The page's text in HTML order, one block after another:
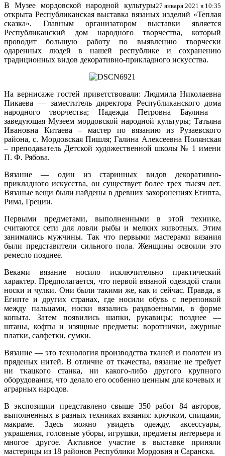
27 января 2021 в 10:35
В Музее мордовской народной культуры
открыта Республиканская выставка вязаных изделий «Теплая
сказка». Главным организатором выставки является
Республиканский дом народного творчества, который
проводит большую работу по выявлению творчески
одаренных людей в нашей республике и сохранению
традиционных видов декоративно-прикладного искусства.
На вернисаже гостей приветствовали: Людмила Николаевна
Пикаева — заместитель директора Республиканского дома
народного творчества; Надежда Петровна Баулина –
заведующая Музеем мордовской народной культуры; Татьяна
Ивановна Китаева – мастер по вязанию из Рузаевского
района, с. Мордовская Пишля; Галина Алексеевна Полянская
– преподаватель Детской художественной школы № 1 имени
П. Ф. Рябова.
Вязание — один из старинных видов декоративно-
прикладного искусства, он существует более трех тысяч лет.
Вязаные вещи были найдены в древних захоронениях Египта,
Рима, Греции.
Первыми предметами, выполненными в этой технике,
считаются сети для ловли рыбы и мелких животных. Этим
занимались мужчины. Так что первыми мастерами вязания
были представители сильного пола. Женщины освоили это
ремесло позднее.
Веками вязание носило исключительно практический
характер. Предполагается, что первой вязаной одеждой стали
носки и чулки. Они были такими же, как и сейчас. Правда, в
Египте и других странах, где носили обувь с перепонкой
между пальцами, носки вязались раздвоенными, в форме
копыта. Затем появились шапки, рукавицы; позднее —
штаны, кофты и изящные предметы: воротнички, ажурные
платки, салфетки, сумки.
Вязание — это технология производства тканей и полотен из
пряденых нитей. В отличие от ткачества, вязание не требует
ни ткацкого станка, ни какого-либо другого крупного
оборудования, что делало его особенно ценным для кочевых и
аграрных народов.
В экспозиции представлено свыше 350 работ 84 авторов,
выполненных в разных техниках вязания: крючком, спицами,
макраме. Здесь можно увидеть одежду, аксессуары,
украшения, головные уборы, игрушки, предметы интерьера и
многое другое. Активное участие в выставке приняли
мастерицы из 18 районов Республики Мордовия и Саранска.